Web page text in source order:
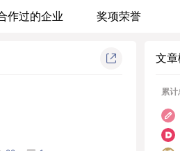
不知不觉中和你擦肩而过。媒
力不从心。而且，萝卜青菜，
作过的企业 奖项荣誉
文
累